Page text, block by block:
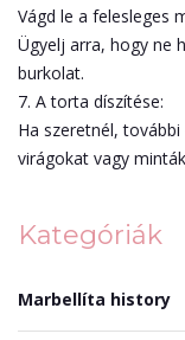
Vágd le a felesleges
Ügyelj arra, hogy ne
burkolat.
7. A torta díszítése:
Ha szeretnél,
virágokat vagy
Kategóriák
Marbellíta history